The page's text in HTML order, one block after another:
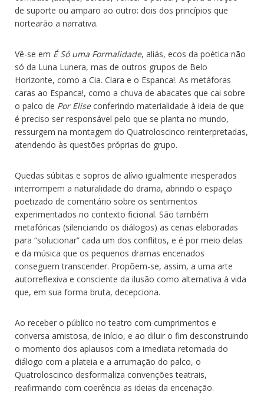
de suporte ou amparo ao outro: dois dos princípios que
nortearão a narrativa.
Vê-se em É Só uma Formalidade, aliás, ecos da poética não
só da Luna Lunera, mas de outros grupos de Belo
Horizonte, como a Cia. Clara e o Espanca!. As metáforas
caras ao Espanca!, como a chuva de abacates que cai sobre
o palco de Por Eliseconferindo materialidade à ideia de que
é preciso ser responsável pelo que se planta no mundo,
ressurgem na montagem do Quatroloscinco reinterpretadas,
atendendo às questões próprias do grupo.
Quedas súbitas e sopros de alívio igualmente inesperados
interrompem a naturalidade do drama, abrindo o espaço
poetizado de comentário sobre os sentimentos
experimentados no contexto ficional. São também
metafóricas (silenciando os diálogos) as cenas elaboradas
para “solucionar” cada um dos conflitos, e é por meio delas
e da música que os pequenos dramas encenados
conseguem transcender. Propõem-se, assim, a uma arte
autorreflexiva e consciente da ilusão como alternativa à vida
que, em sua forma bruta, decepciona.
Ao receber o público no teatro com cumprimentos e
conversa amistosa, de início, e ao diluir o fim desconstruindo
o momento dos aplausos com a imediata retomada do
diálogo com a plateia e a arrumação do palco, o
Quatroloscinco desformaliza convenções teatrais,
reafirmando com coerência as ideias da encenação.